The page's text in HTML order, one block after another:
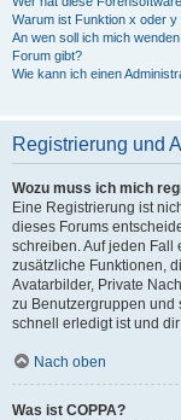
Warum ist Funktion x oder y
An wen soll ich mich
Forum gibt?
Wie kann ich einen
Registrierung und
Wozu muss ich mich
Eine Registrierung ist
dieses Forums
schreiben. Auf jeden Fall
zusätzliche Funktionen,
Avatarbilder, Private
zu Benutzergruppen und
schnell erledigt ist und
Nach oben
Was ist COPPA?